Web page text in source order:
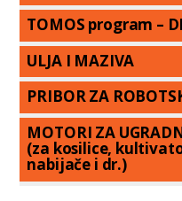
TOMOS program –
ULJA I MAZIVA
PRIBOR ZA
MOTORI ZA
(za kosilice,
nabijače i dr.)